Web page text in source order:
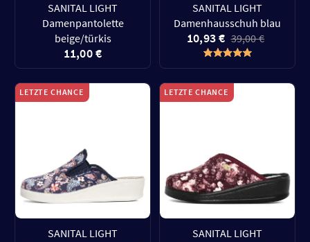
SANITAL LIGHT
Damenpantolette
beige/türkis
11,00 €
SANITAL LIGHT
Damenhausschuh blau
10,93 € 39,00 €
LETZTE CHANCE
SANITAL LIGHT
LETZTE CHANCE
SANITAL LIGHT